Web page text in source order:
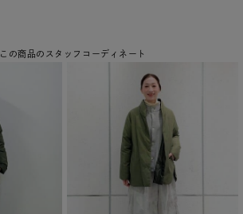
この商品のスタッフコーディネート